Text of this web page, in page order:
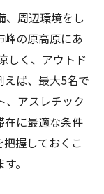
、周辺環境をし
峰の原高原にあ
しく、アウトド
えば、最大5名で
、アスレチック
在に最適な条件
握しておくこ
。